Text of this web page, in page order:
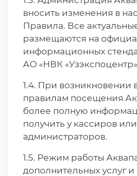
вносить изменения в
Правила. Все
размещаются на
информационных
АО «НВК
1.4. При возникновении
правилам посещения
более полную
получить у кассиров
администраторов.
1.5. Режим работы
дополнительных услуг